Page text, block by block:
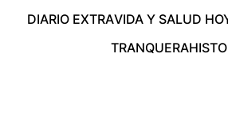
DIARIO EXTRAVIDA Y SALUD
TRANQUERA